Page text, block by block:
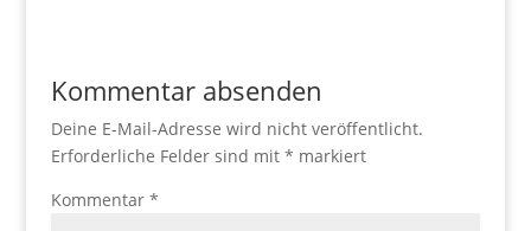
Kommentar absenden
Deine E-Mail-Adresse wird nicht veröffentlicht.
Erforderliche Felder sind mit * markiert
Kommentar *